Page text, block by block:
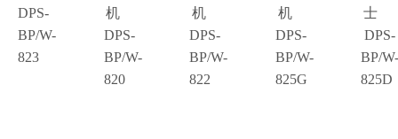
DPS-
BP/W-
823
机
DPS-
BP/W-
820
机
DPS-
BP/W-
822
机
DPS-
BP/W-
825G
士
DPS-
BP/
825D